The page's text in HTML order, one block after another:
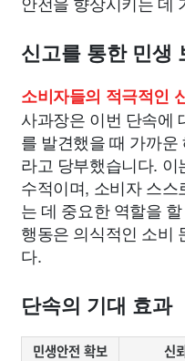
신고를 통한 민생
소비자들의 적극적인
사과장은 이번 단속에
를 발견했을 때 가까
라고 당부했습니다.
수적이며, 소비자 스
는 데 중요한 역할을
행동은 의식적인 소비
다.
단속의 기대 효과
민생안전 확보 신